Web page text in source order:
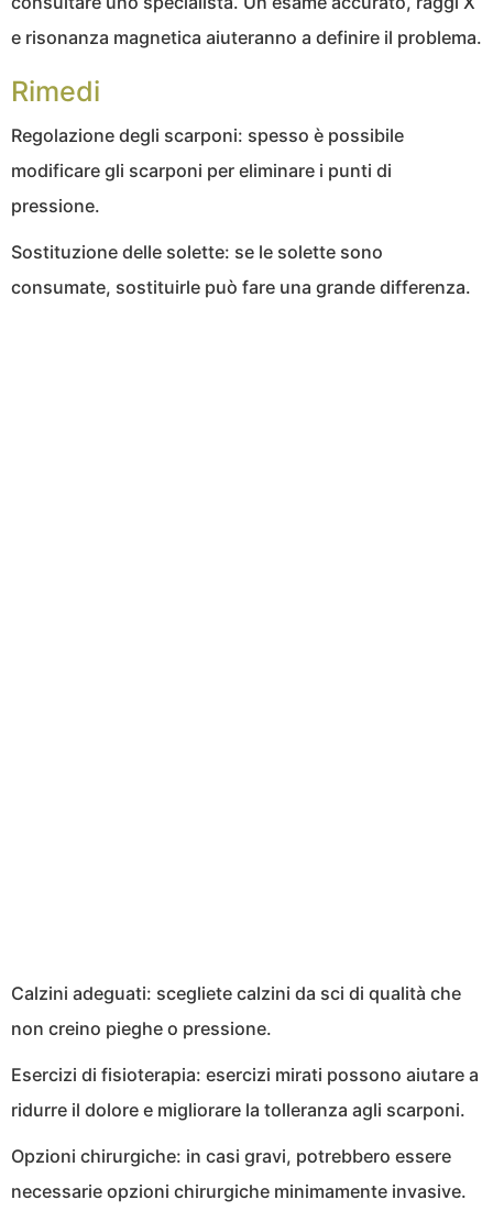
e risonanza magnetica aiuteranno a definire il problema.
Rimedi
Regolazione degli scarponi: spesso è possibile
modificare gli scarponi per eliminare i punti di
pressione.
Sostituzione delle solette: se le solette sono
consumate, sostituirle può fare una grande differenza.
Calzini adeguati: scegliete calzini da sci di qualità che
non creino pieghe o pressione.
Esercizi di fisioterapia: esercizi mirati possono aiutare a
ridurre il dolore e migliorare la tolleranza agli scarponi.
Opzioni chirurgiche: in casi gravi, potrebbero essere
necessarie opzioni chirurgiche minimamente invasive.